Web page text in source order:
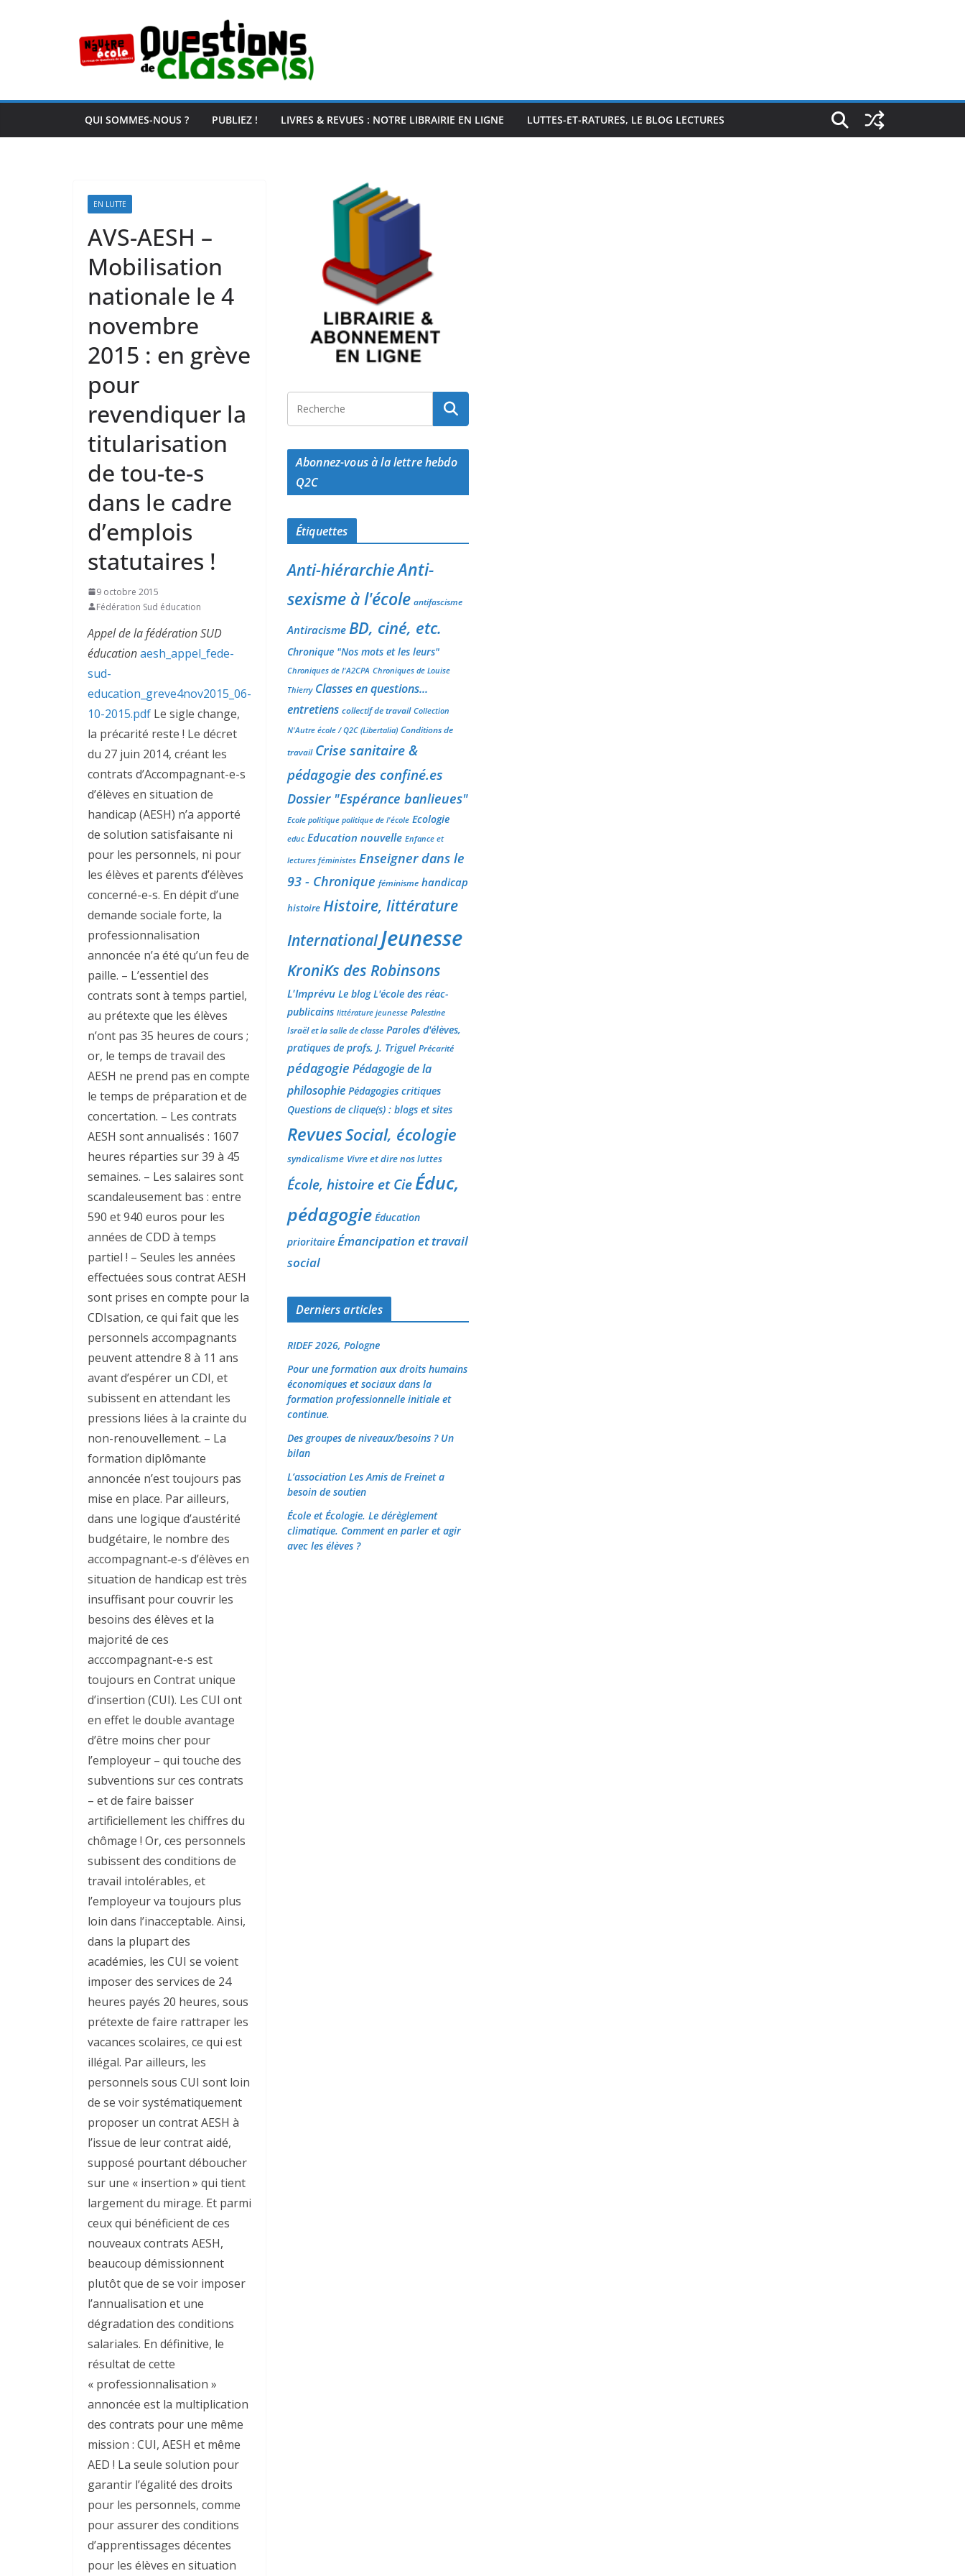
QUI SOMMES-NOUS ? PUBLIEZ ! LIVRES & REVUES : NOTRE LIBRAIRIE EN LIGNE LUTTES-ET-RATURES, LE BLOG LECTURES
EN LUTTE
AVS-AESH –
Mobilisation
nationale le 4
novembre
2015 : en grève
pour
revendiquer la
titularisation
de tou-te-s
dans le cadre
d’emplois
statutaires !
9 octobre 2015
Fédération Sud éducation
Appel de la fédération SUD
éducationaesh_appel_fede-
sud-
education_greve4nov2015_06-
10-2015.pdf Le sigle change,
la précarité reste ! Le décret
du 27 juin 2014, créant les
contrats d’Accompagnant-e-s
d’élèves en situation de
handicap (AESH) n’a apporté
de solution satisfaisante ni
pour les personnels, ni pour
les élèves et parents d’élèves
concerné-e-s. En dépit d’une
demande sociale forte, la
professionnalisation
annoncée n’a été qu’un feu de
paille. – L’essentiel des
contrats sont à temps partiel,
au prétexte que les élèves
n’ont pas 35 heures de cours ;
or, le temps de travail des
AESH ne prend pas en compte
le temps de préparation et de
concertation. – Les contrats
AESH sont annualisés : 1607
heures réparties sur 39 à 45
semaines. – Les salaires sont
scandaleusement bas : entre
590 et 940 euros pour les
années de CDD à temps
partiel ! – Seules les années
effectuées sous contrat AESH
sont prises en compte pour la
CDIsation, ce qui fait que les
personnels accompagnants
peuvent attendre 8 à 11 ans
avant d’espérer un CDI, et
subissent en attendant les
pressions liées à la crainte du
non-renouvellement. – La
formation diplômante
annoncée n’est toujours pas
mise en place. Par ailleurs,
dans une logique d’austérité
budgétaire, le nombre des
accompagnant‑e-s d’élèves en
situation de handicap est très
insuffisant pour couvrir les
besoins des élèves et la
majorité de ces
acccompagnant-e-s est
toujours en Contrat unique
d’insertion (CUI). Les CUI ont
en effet le double avantage
d’être moins cher pour
l’employeur – qui touche des
subventions sur ces contrats
– et de faire baisser
artificiellement les chiffres du
chômage ! Or, ces personnels
subissent des conditions de
travail intolérables, et
l’employeur va toujours plus
loin dans l’inacceptable. Ainsi,
dans la plupart des
académies, les CUI se voient
imposer des services de 24
heures payés 20 heures, sous
prétexte de faire rattraper les
vacances scolaires, ce qui est
illégal. Par ailleurs, les
personnels sous CUI sont loin
de se voir systématiquement
proposer un contrat AESH à
l’issue de leur contrat aidé,
supposé pourtant déboucher
sur une « insertion » qui tient
largement du mirage. Et parmi
ceux qui bénéficient de ces
nouveaux contrats AESH,
beaucoup démissionnent
plutôt que de se voir imposer
l’annualisation et une
dégradation des conditions
salariales. En définitive, le
résultat de cette
« professionnalisation »
annoncée est la multiplication
des contrats pour une même
mission : CUI, AESH et même
AED ! La seule solution pour
garantir l’égalité des droits
pour les personnels, comme
pour assurer des conditions
d’apprentissages décentes
pour les élèves en situation
Abonnez-vous à la lettre hebdo
Q2C
Étiquettes
Anti-hiérarchieAnti-
sexisme à l'école antifascisme
Antiracisme BD, ciné, etc.
Chronique "Nos mots et les leurs"
Chroniques de l'A2CPA Chroniques de Louise
Thierry Classes en questions...
entretiens collectif de travail Collection
N'Autre école / Q2C (Libertalia) Conditions de
travail Crise sanitaire &
pédagogie des confiné.es
Dossier "Espérance banlieues"
Ecole politique politique de l'école Ecologie
educ Education nouvelle Enfance et
lectures féministes Enseigner dans le
93 - Chronique féminisme handicap
histoire Histoire, littérature
InternationalJeunesse
KroniKs des Robinsons
L'Imprévu Le blog L'école des réac-
publicains littérature jeunesse Palestine
Israël et la salle de classe Paroles d'élèves,
pratiques de profs, J. Triguel Précarité
pédagogie Pédagogie de la
philosophie Pédagogies critiques
Questions de clique(s) : blogs et sites
RevuesSocial, écologie
syndicalisme Vivre et dire nos luttes
École, histoire et CieÉduc,
pédagogie Éducation
prioritaire Émancipation et travail
social
Derniers articles
RIDEF 2026, Pologne
Pour une formation aux droits humains
économiques et sociaux dans la
formation professionnelle initiale et
continue.
Des groupes de niveaux/besoins ? Un
bilan
L’association Les Amis de Freinet a
besoin de soutien
École et Écologie. Le dérèglement
climatique. Comment en parler et agir
avec les élèves ?